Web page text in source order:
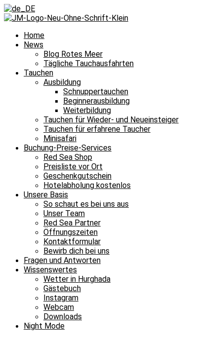
Home
News
Blog Rotes Meer
Tägliche Tauchausfahrten
Tauchen
Ausbildung
Schnuppertauchen
Beginnerausbildung
Weiterbildung
Tauchen für Wieder- und Neueinsteiger
Tauchen für erfahrene Taucher
Minisafari
Buchung-Preise-Services
Red Sea Shop
Preisliste vor Ort
Geschenkgutschein
Hotelabholung kostenlos
Unsere Basis
So schaut es bei uns aus
Unser Team
Red Sea Partner
Öffnungszeiten
Kontaktformular
Bewirb dich bei uns
Fragen und Antworten
Wissenswertes
Wetter in Hurghada
Gästebuch
Instagram
Webcam
Downloads
Night Mode